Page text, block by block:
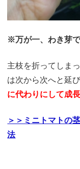
※万が一、わき芽
主枝を折ってしま
は次から次へと延
に代わりにして成
＞＞ミニトマトの
法